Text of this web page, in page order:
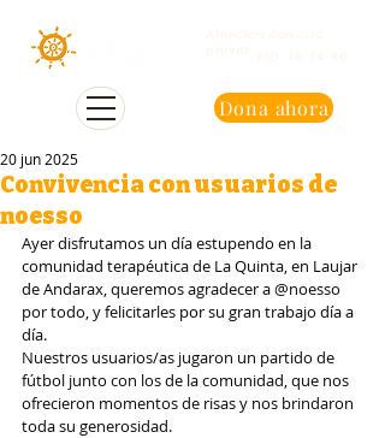
Dona ahora
Convivencia con usuarios de
noesso
20 jun 2025
Ayer disfrutamos un día estupendo en la
comunidad terapéutica de La Quinta, en Laujar
de Andarax, queremos agradecer a @noesso
por todo, y felicitarles por su gran trabajo día a
día.
Nuestros usuarios/as jugaron un partido de
fútbol junto con los de la comunidad, que nos
ofrecieron momentos de risas y nos brindaron
toda su generosidad.